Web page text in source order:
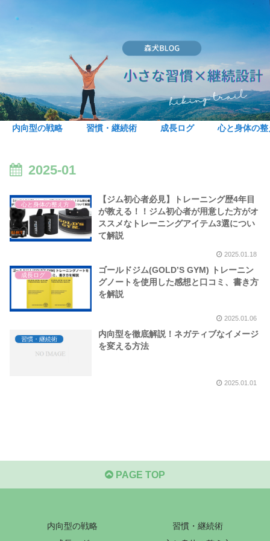
内向型の戦略 習慣・継続術 成長ログ 心と身体の
2025-01
心と身体の整え方
【ジム初心者必見】トレーニング歴4年目
が教える！！ジム初心者が用意した方がオ
ススメなトレーニングアイテム3選につい
て解説
2025.01.18
成長ログ
ゴールドジム(GOLD’S GYM) トレーニン
グノートを使用した感想と口コミ、書き方
を解説
2025.01.06
習慣・継続術
内向型を徹底解説！ネガティブなイメージ
を変える方法
2025.01.01
PAGE TOP
内向型の戦略
習慣・継続術